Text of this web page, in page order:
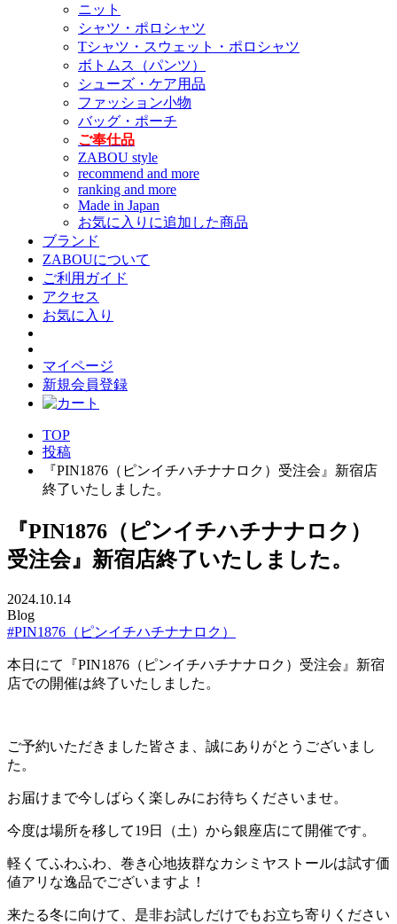
ニット
シャツ・ポロシャツ
Tシャツ・スウェット・ポロシャツ
ボトムス（パンツ）
シューズ・ケア用品
ファッション小物
バッグ・ポーチ
ご奉仕品
ZABOU style
recommend and more
ranking and more
Made in Japan
お気に入りに追加した商品
ブランド
ZABOUについて
ご利用ガイド
アクセス
お気に入り
マイページ
新規会員登録
TOP
投稿
『PIN1876（ピンイチハチナナロク）受注会』新宿店
終了いたしました。
『PIN1876（ピンイチハチナナロク）
受注会』新宿店終了いたしました。
2024.10.14
Blog
#PIN1876（ピンイチハチナナロク）
本日にて『PIN1876（ピンイチハチナナロク）受注会』新宿
店での開催は終了いたしました。
ご予約いただきました皆さま、誠にありがとうございまし
た。
お届けまで今しばらく楽しみにお待ちくださいませ。
今度は場所を移して19日（土）から銀座店にて開催です。
軽くてふわふわ、巻き心地抜群なカシミヤストールは試す価
値アリな逸品でございますよ！
来たる冬に向けて、是非お試しだけでもお立ち寄りください